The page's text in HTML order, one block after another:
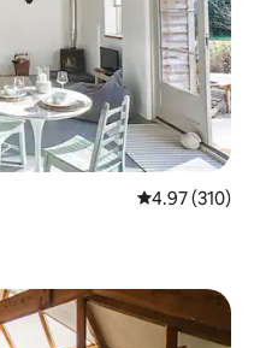
Calificación
4.97 (310)